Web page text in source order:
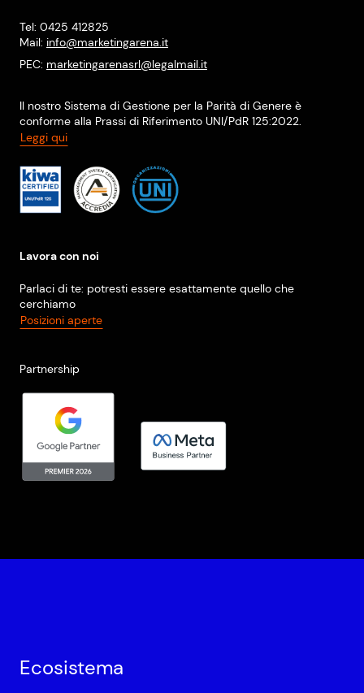
Tel: 0425 412825
Mail: info@marketingarena.it
PEC: marketingarenasrl@legalmail.it
Il nostro Sistema di Gestione per la Parità di Genere è
conforme alla Prassi di Riferimento UNI/PdR 125:2022.
Leggi qui
Lavora con noi
Parlaci di te: potresti essere esattamente quello che
cerchiamo
Posizioni aperte
Partnership
Ecosistema